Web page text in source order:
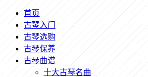
首页
古琴入门
古琴选购
古琴保养
古琴曲谱
十大古琴名曲